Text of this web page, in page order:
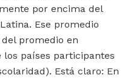
por encima del
Ese promedio
promedio en
países participantes
Está claro: En